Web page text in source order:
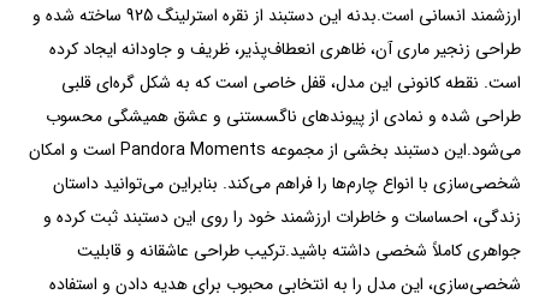
ارزشمند انسانی است.بدنه این دستبند از نقره استرلینگ 925 ساخته شده و
طراحی زنجیر ماری آن، ظاهری انعطاف‌پذیر، ظریف و جاودانه ایجاد کرده
است. نقطه کانونی این مدل، قفل خاصی است که به شکل گره‌ای قلبی
طراحی شده و نمادی از پیوندهای ناگسستنی و عشق همیشگی محسوب
می‌شود.این دستبند بخشی از مجموعه Pandora Moments است و امکان
شخصی‌سازی با انواع چارم‌ها را فراهم می‌کند. بنابراین می‌توانید داستان
زندگی، احساسات و خاطرات ارزشمند خود را روی این دستبند ثبت کرده و
جواهری کاملاً شخصی داشته باشید.ترکیب طراحی عاشقانه و قابلیت
شخصی‌سازی، این مدل را به انتخابی محبوب برای هدیه دادن و استفاده